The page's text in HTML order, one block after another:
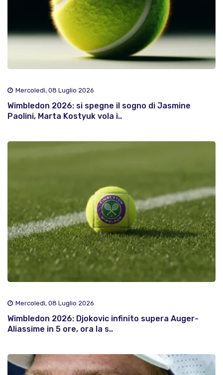
Mercoledì, 08 Luglio 2026
Wimbledon 2026: si spegne il sogno di Jasmine
Paolini, Marta Kostyuk vola i..
Mercoledì, 08 Luglio 2026
Wimbledon 2026: Djokovic infinito supera Auger-
Aliassime in 5 ore, ora la s..